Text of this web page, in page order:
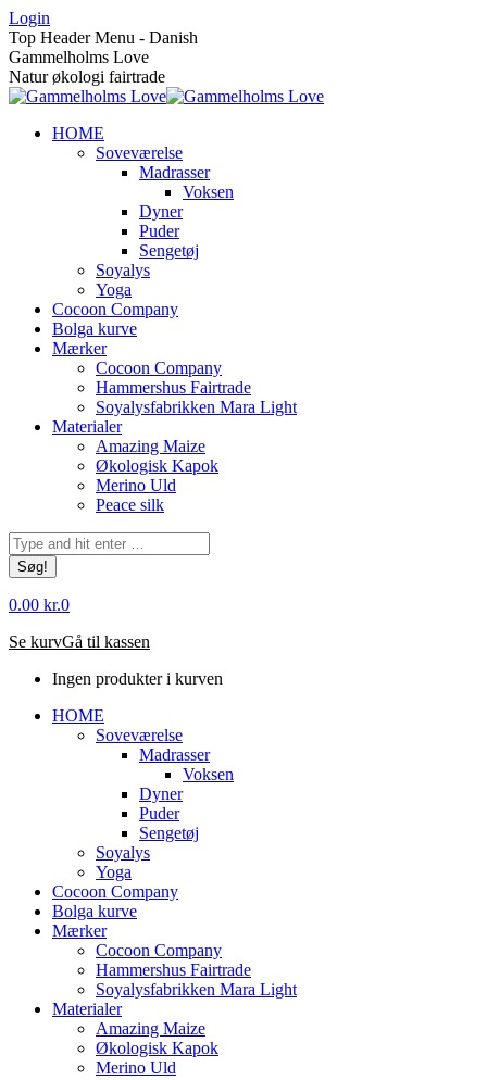
Skip
to
content
Login
Top Header Menu - Danish
Gammelholms Love
Natur økologi fairtrade
HOME
Soveværelse
Madrasser
Voksen
Dyner
Puder
Sengetøj
Soyalys
Yoga
Cocoon Company
Bolga kurve
Mærker
Cocoon Company
Hammershus Fairtrade
Soyalysfabrikken Mara Light
Materialer
Amazing Maize
Økologisk Kapok
Merino Uld
Peace silk
Søg:
0.00 kr.0
Se kurvGå til kassen
Ingen produkter i kurven
HOME
Soveværelse
Madrasser
Voksen
Dyner
Puder
Sengetøj
Soyalys
Yoga
Cocoon Company
Bolga kurve
Mærker
Cocoon Company
Hammershus Fairtrade
Soyalysfabrikken Mara Light
Materialer
Amazing Maize
Økologisk Kapok
Merino Uld